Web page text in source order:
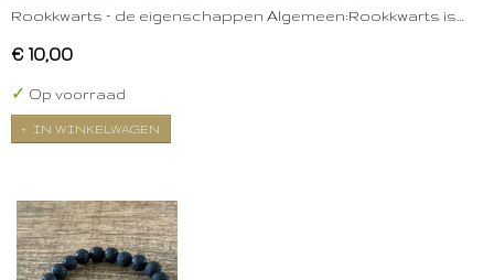
Rookkwarts – de eigenschappen Algemeen:Rookkwarts is…
€ 10,00
✓ Op voorraad
IN WINKELWAGEN